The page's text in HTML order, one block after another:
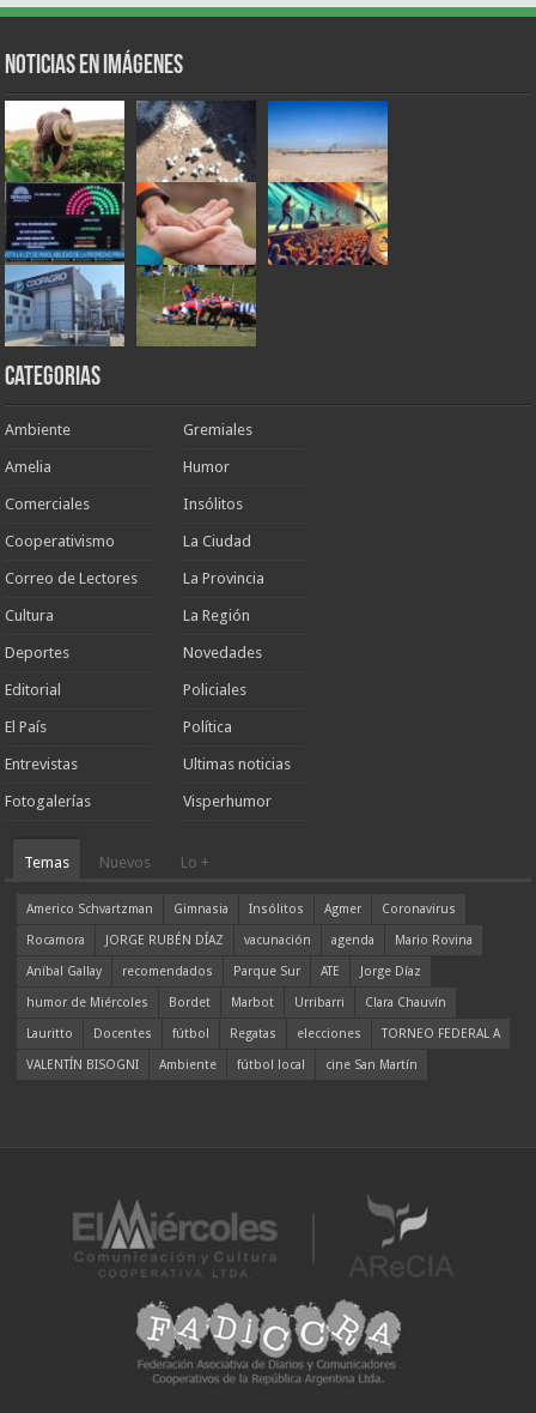
Noticias en Imágenes
Categorias
Ambiente
Amelia
Comerciales
Cooperativismo
Correo de Lectores
Cultura
Deportes
Editorial
El País
Entrevistas
Fotogalerías
Gremiales
Humor
Insólitos
La Ciudad
La Provincia
La Región
Novedades
Policiales
Política
Ultimas noticias
Visperhumor
Temas Nuevos Lo +
Americo Schvartzman Gimnasia Insólitos Agmer
Coronavirus
Rocamora
JORGE RUBÉN DÍAZ vacunación agenda
Mario Rovina
Aníbal Gallay
recomendados Parque Sur ATE
Jorge Díaz
humor de Miércoles
Bordet Marbot Urribarri
Clara Chauvín
Lauritto
Docentes fútbol Regatas elecciones
TORNEO FEDERAL A
VALENTÍN BISOGNI
Ambiente fútbol local cine San Martín